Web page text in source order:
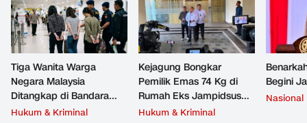
Tiga Wanita Warga
Negara Malaysia
Ditangkap di Bandara
Soetta, Bawa Beragam
Hukum & Kriminal
Kejagung Bongkar
Pemilik Emas 74 Kg di
Rumah Eks Jampidsus
Febrie Adriansyah
Hukum & Kriminal
Begini
Nasional